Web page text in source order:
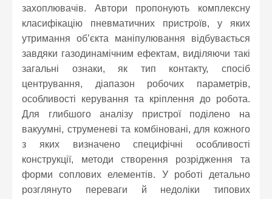
захоплювачів. Автори пропонують комплексну
класифікацію пневматичних пристроїв, у яких
утримання об’єкта маніпулювання відбувається
завдяки газодинамічним ефектам, виділяючи такі
загальні ознаки, як тип контакту, спосіб
центрування, діапазон робочих параметрів,
особливості керування та кріплення до робота.
Для глибшого аналізу пристрої поділено на
вакуумні, струменеві та комбіновані, для кожного
з яких визначено специфічні особливості
конструкції, методи створення розрідження та
форми соплових елементів. У роботі детально
розглянуто переваги й недоліки типових